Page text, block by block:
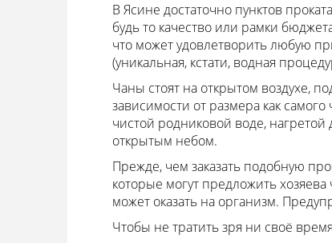
В Ясине достаточно пунктов
будь то качество или рамки
что может удовлетворить любую
(уникальная, кстати, водная
Чаны стоят на открытом воздухе,
зависимости от размера как
чистой родниковой воде,
открытым небом.
Прежде, чем заказать подобную
которые могут предложить
может оказать на организм.
Чтобы не тратить зря ни своё